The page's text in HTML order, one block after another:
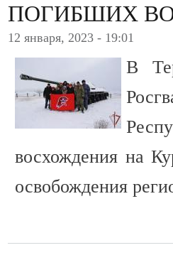
ПОГИБШИХ
12 января, 2023 - 19:01
В
восхождения на
освобождения